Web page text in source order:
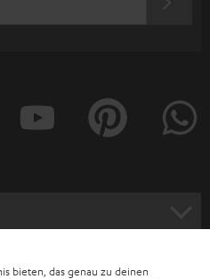
bieten, das genau zu deinen